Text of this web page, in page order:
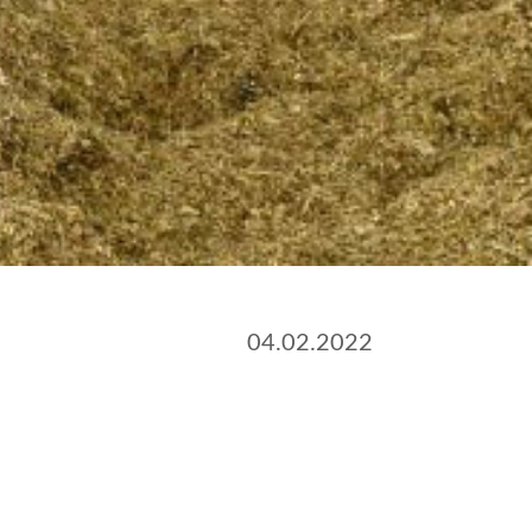
04.02.2022